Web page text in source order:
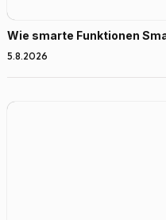
Wie smarte Funktionen
5.8.2026